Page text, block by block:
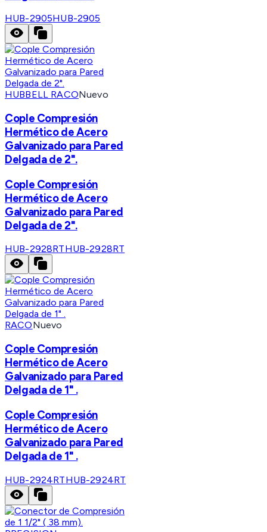
HUB-2905HUB-2905
HUBBELL RACONuevo
Cople Compresión
Hermético de Acero
Galvanizado para Pared
Delgada de 2".
Cople Compresión
Hermético de Acero
Galvanizado para Pared
Delgada de 2".
HUB-2928RTHUB-2928RT
RACONuevo
Cople Compresión
Hermético de Acero
Galvanizado para Pared
Delgada de 1" .
Cople Compresión
Hermético de Acero
Galvanizado para Pared
Delgada de 1" .
HUB-2924RTHUB-2924RT